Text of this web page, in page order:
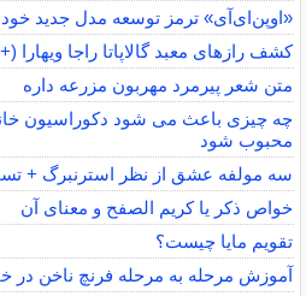
«اوپن‌ای‌آی» ترمز توسعه مدل جدید
کشف رازهای معبد گالاپاتا راجا ویهارا
متن شعر پیرمرد مهربون مزرعه داره
چه چیزی باعث می شود دکوراسیون
محبوب شود
سه مولفه عشق از نظر استرنبرگ +
خواص ذکر یا کریم الصفح و معنای آن
تقویم مایا چیست؟
آموزش مرحله به مرحله فرنچ ناخن در